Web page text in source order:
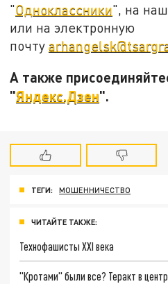
"Одноклассники", на
или на электронную
почту
А также
"Яндекс.Дзен".
ТЕГИ: МОШЕННИЧЕСТВО
ЧИТАЙТЕ ТАКЖЕ:
Технофашисты XXI века
"Кротами" были все? Теракт в